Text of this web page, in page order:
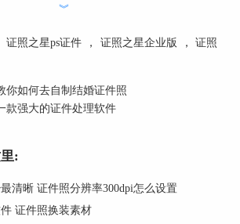
图一：规格设置
︾
证照之星ps证件 ， 证照之星企业版 ，
证照
你如何去自制结婚证件照
款强大的证件处理软件
:
清晰 证件照分辨率300dpi怎么设置
证件照换装素材